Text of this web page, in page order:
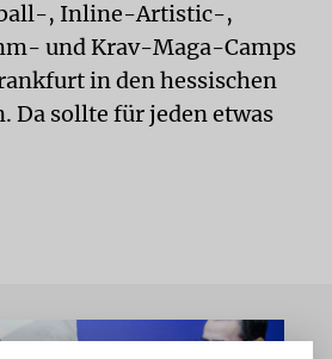
, Inline-Artistic-,
und Krav-Maga-Camps
in den hessischen
Da sollte für jeden etwas